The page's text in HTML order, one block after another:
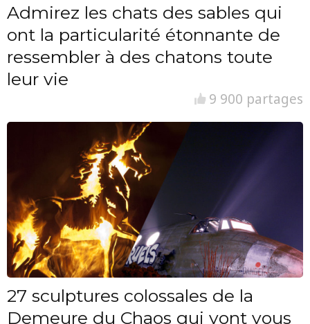
Admirez les chats des sables qui
ont la particularité étonnante de
ressembler à des chatons toute
leur vie
9 900 partages
27 sculptures colossales de la
Demeure du Chaos qui vont vous